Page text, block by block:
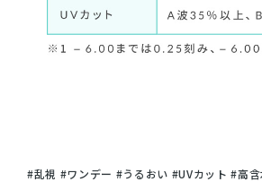
#乱視 #ワンデー #うるおい #UVカット #高